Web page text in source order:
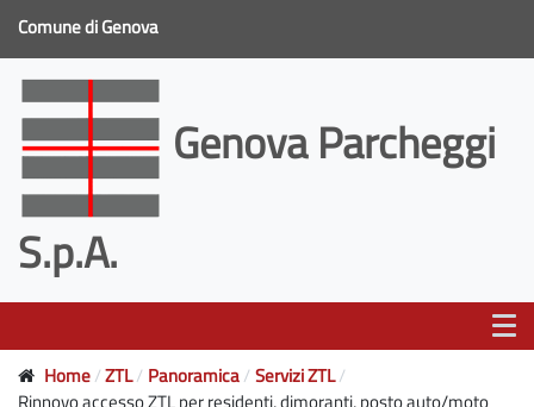
Comune di Genova
Genova Parcheggi
S.p.A.
Home ZTL Panoramica Servizi ZTL
Rinnovo accesso ZTL per residenti, dimoranti, posto auto/moto